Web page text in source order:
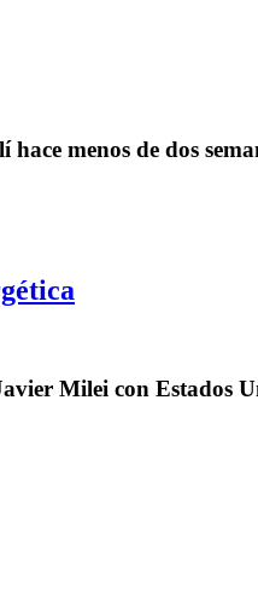
menos de dos
Milei con Estados